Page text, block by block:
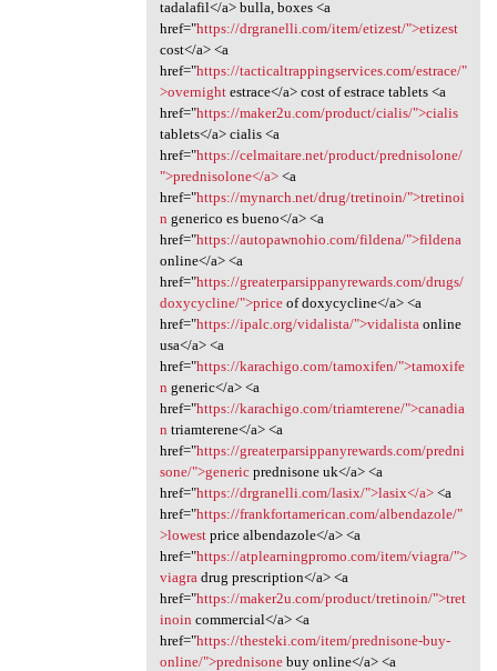
tadalafil</a> bulla, boxes <a
href="https://drgranelli.com/item/etizest/">etizest
cost</a> <a
href="https://tacticaltrappingservices.com/estrace/"
>overnightestrace</a> cost of estrace tablets <a
href="https://maker2u.com/product/cialis/">cialis
tablets</a> cialis <a
href="https://celmaitare.net/product/prednisolone/
">prednisolone</a><a
href="https://mynarch.net/drug/tretinoin/">tretinoi
n generico es bueno</a> <a
href="https://autopawnohio.com/fildena/">fildena
online</a> <a
href="https://greaterparsippanyrewards.com/drugs/
doxycycline/">priceof doxycycline</a> <a
href="https://ipalc.org/vidalista/">vidalistaonline
usa</a> <a
href="https://karachigo.com/tamoxifen/">tamoxife
n generic</a> <a
href="https://karachigo.com/triamterene/">canadia
n triamterene</a> <a
href="https://greaterparsippanyrewards.com/predni
sone/">genericprednisone uk</a> <a
href="https://drgranelli.com/lasix/">lasix</a><a
href="https://frankfortamerican.com/albendazole/"
>lowestprice albendazole</a> <a
href="https://atplearningpromo.com/item/viagra/">
viagradrug prescription</a> <a
href="https://maker2u.com/product/tretinoin/">tret
inoin commercial</a> <a
href="https://thesteki.com/item/prednisone-buy-
online/">prednisonebuy online</a> <a